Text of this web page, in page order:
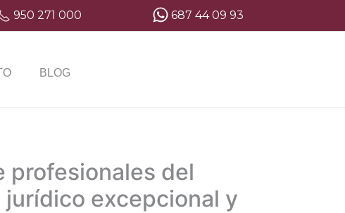
950 271 000 687 44 09 93
BLOG
profesionales del
excepcional y